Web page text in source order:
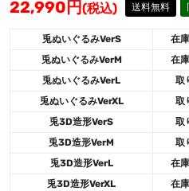
22,990 円(税込) 送料無料
兎ぬいぐるみVerS 在
兎ぬいぐるみVerM
在
兎ぬいぐるみVerL
取
兎ぬいぐるみVerXL
取
兎3D造形VerS
取
兎3D造形VerM
取
兎3D造形VerL
在
兎3D造形VerXL
在